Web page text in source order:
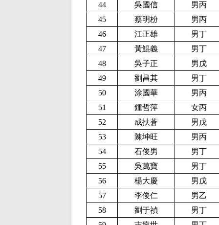
44
吳國信
男丙
45
蔡明枌
男丙
46
江正雄
男丁
47
黃鯤義
男丁
48
吳子正
男戊
49
劉昌其
男丁
50
涂國華
男丙
51
鍾哲萍
女丙
52
成扶蒼
男戊
53
陳坤旺
男丙
54
石俊男
男丁
55
吳萬寶
男丁
56
楊大慶
男戊
57
李俊仁
男乙
58
劉于禎
男丁